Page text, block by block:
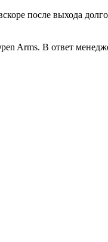
после выхода
Arms. В ответ